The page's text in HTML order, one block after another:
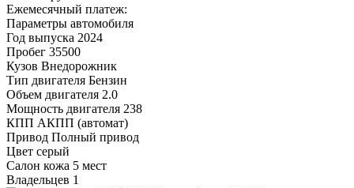
Ежемесячный платеж:
Параметры автомобиля
Год выпуска 2024
Пробег 35500
Кузов Внедорожник
Тип двигателя Бензин
Объем двигателя 2.0
Мощность двигателя 238
КПП АКПП (автомат)
Привод Полный привод
Цвет серый
Салон кожа 5 мест
Владельцев 1